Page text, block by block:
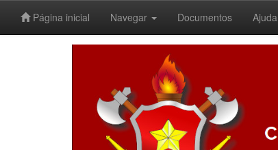
Página inicial Navegar Documentos Ajuda